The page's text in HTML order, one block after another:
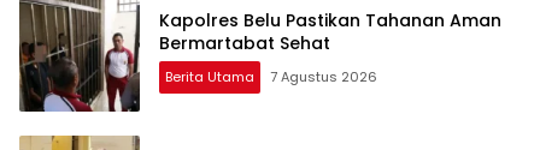
Kapolres Belu Pastikan Tahanan Aman
Bermartabat Sehat
Berita Utama 7 Agustus 2026